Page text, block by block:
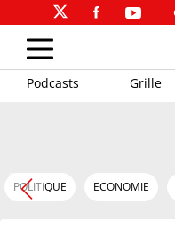
Podcasts Grille
POLITIQUE ECONOMIE